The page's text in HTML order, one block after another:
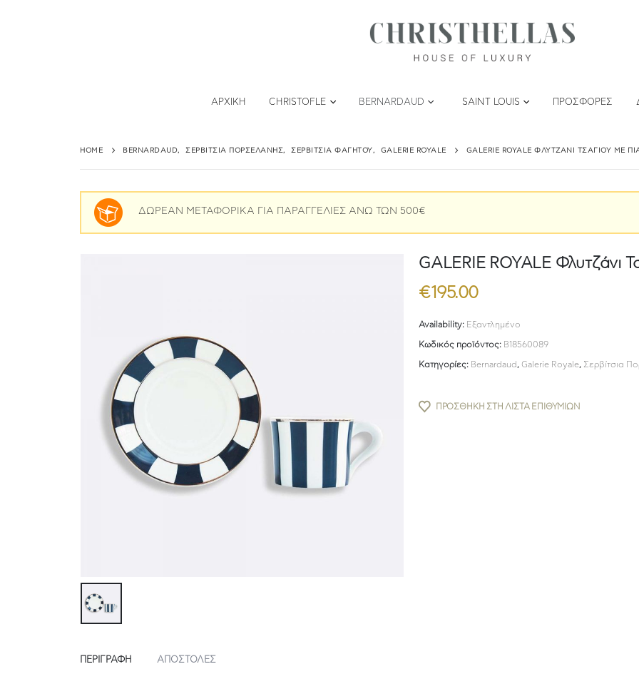
ΑΡΧΙΚΉ CHRISTOFLE BERNARDAUD SAINT LOUIS ΠΡΟΣΦΟΡΈΣ
HOME BERNARDAUD, ΣΕΡΒΊΤΣΙΑ ΠΟΡΣΕΛΆΝΗΣ, ΣΕΡΒΊΤΣΙΑ ΦΑΓΗΤΟΎ, GALERIE ROYALE GALERIE ROYALE ΦΛΥΤΖΆΝΙ ΤΣΑΓΙΟΎ ΜΕ
ΔΩΡΕΑΝ ΜΕΤΑΦΟΡΙΚΑ ΓΙΑ ΠΑΡΑΓΓΕΛΙΕΣ ΑΝΩ ΤΩΝ 500€
GALERIE ROYALE Φλυτζάνι
€195.00
Availability: Εξαντλημένο
Κωδικός προϊόντος: B18560089
Κατηγορίες: Bernardaud , Galerie Royale, Σερβίτσια
ΠΡΟΣΘΉΚΗ ΣΤΗ ΛΊΣΤΑ ΕΠΙΘΥΜΙΏΝ
ΠΕΡΙΓΡΑΦΉ ΑΠΟΣΤΟΛΕΣ